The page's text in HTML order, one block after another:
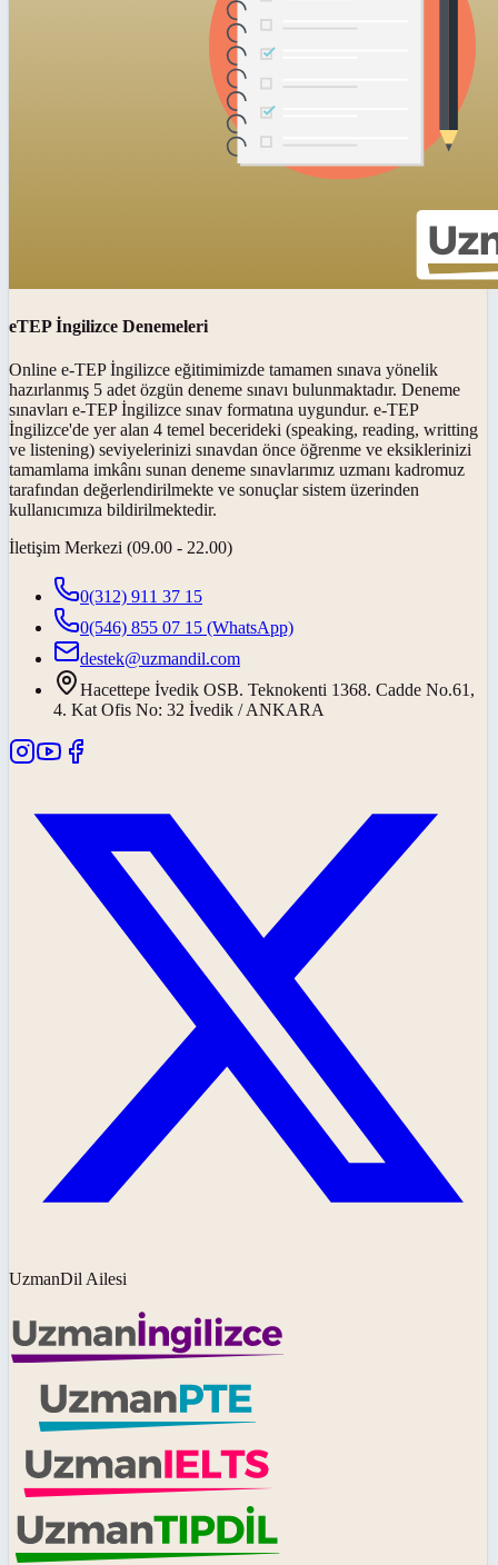
eTEP İngilizce Denemeleri
Online e-TEP İngilizce eğitimimizde tamamen sınava yönelik
hazırlanmış 5 adet özgün deneme sınavı bulunmaktadır. Deneme
sınavları e-TEP İngilizce sınav formatına uygundur. e-TEP
İngilizce'de yer alan 4 temel becerideki (speaking, reading, writting
ve listening) seviyelerinizi sınavdan önce öğrenme ve eksiklerinizi
tamamlama imkânı sunan deneme sınavlarımız uzmanı kadromuz
tarafından değerlendirilmekte ve sonuçlar sistem üzerinden
kullanıcımıza bildirilmektedir.
İletişim Merkezi (09.00 - 22.00)
0(312) 911 37 15
0(546) 855 07 15 (WhatsApp)
destek@uzmandil.com
Hacettepe İvedik OSB. Teknokenti 1368. Cadde No.61,
4. Kat Ofis No: 32 İvedik / ANKARA
UzmanDil Ailesi